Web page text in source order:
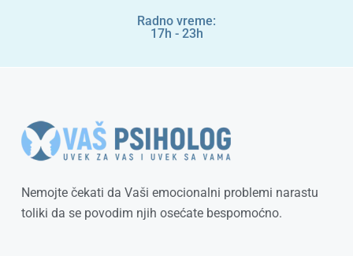
Radno vreme:
17h - 23h
Nemojte čekati da Vaši emocionalni problemi narastu
toliki da se povodim njih osećate bespomoćno.